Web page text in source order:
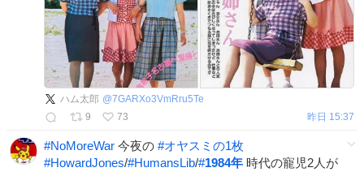
ハム太郎 @7GARXo3VmRru5Te
9
73 昨日 15:37
#NoMoreWar 今夜の #オヤスミの1枚
#HowardJones/#HumansLib/#1984年 時代の寵児2人が